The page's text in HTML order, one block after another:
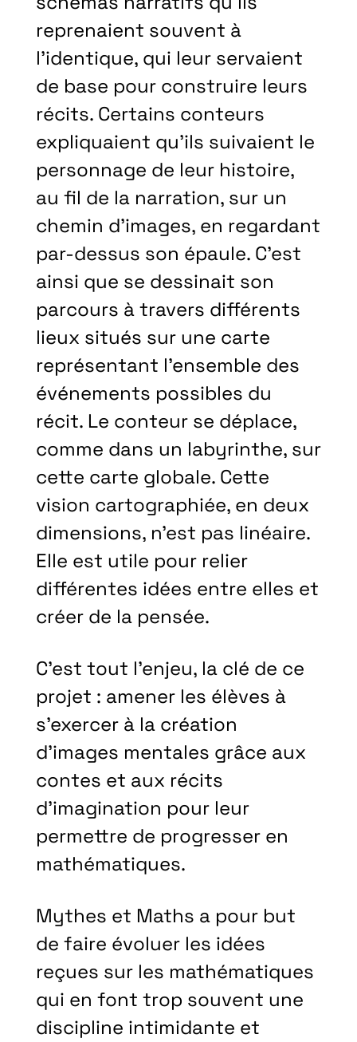
reprenaient souvent à
l’identique, qui leur servaient
de base pour construire leurs
récits. Certains conteurs
expliquaient qu’ils suivaient le
personnage de leur histoire,
au fil de la narration, sur un
chemin d’images, en regardant
par-dessus son épaule. C’est
ainsi que se dessinait son
parcours à travers différents
lieux situés sur une carte
représentant l’ensemble des
événements possibles du
récit. Le conteur se déplace,
comme dans un labyrinthe, sur
cette carte globale. Cette
vision cartographiée, en deux
dimensions, n’est pas linéaire.
Elle est utile pour relier
différentes idées entre elles et
créer de la pensée.
C’est tout l’enjeu, la clé de ce
projet : amener les élèves à
s’exercer à la création
d’images mentales grâce aux
contes et aux récits
d’imagination pour leur
permettre de progresser en
mathématiques.
Mythes et Maths a pour but
de faire évoluer les idées
reçues sur les mathématiques
qui en font trop souvent une
discipline intimidante et